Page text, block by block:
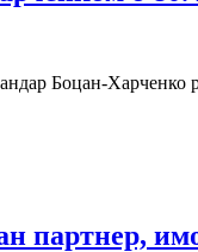
Боцан-Харченко
партнер,